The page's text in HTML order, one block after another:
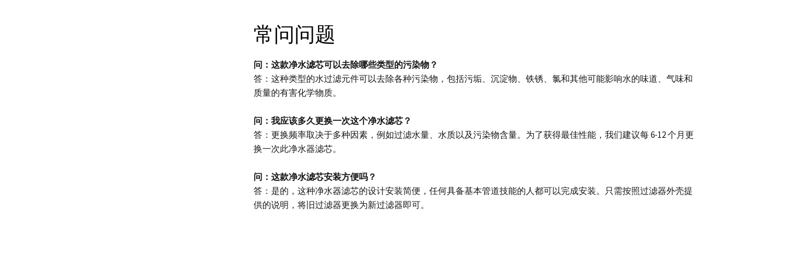
常问问题
问：这款净水滤芯可以去除哪些类型的污染物？
答：这种类型的水过滤元件可以去除各种污染物，包括污垢、沉淀物、铁锈、氯和其他可能影响水的味道、气味和
质量的有害化学物质。
问：我应该多久更换一次这个净水滤芯？
答：更换频率取决于多种因素，例如过滤水量、水质以及污染物含量。 为了获得最佳性能，我们建议每 6-12 个月更
换一次此净水器滤芯。
问：这款净水滤芯安装方便吗？
答：是的，这种净水器滤芯的设计安装简便，任何具备基本管道技能的人都可以完成安装。
只需按照过滤器外壳提
供的说明，将旧过滤器更换为新过滤器即可。